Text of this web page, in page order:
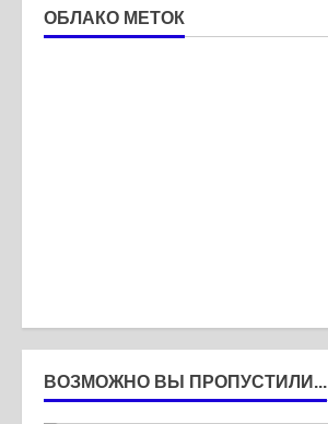
ОБЛАКО МЕТОК
ВОЗМОЖНО ВЫ ПРОПУСТИЛИ...